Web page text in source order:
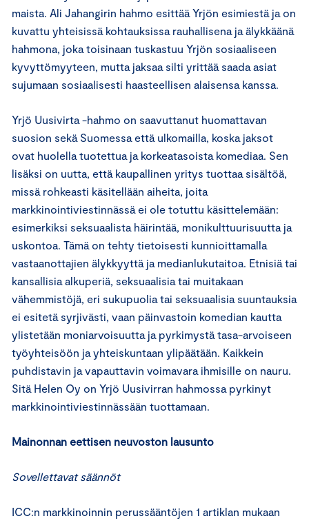
maista. Ali Jahangirin hahmo esittää Yrjön esimiestä ja on
kuvattu yhteisissä kohtauksissa rauhallisena ja älykkäänä
hahmona, joka toisinaan tuskastuu Yrjön sosiaaliseen
kyvyttömyyteen, mutta jaksaa silti yrittää saada asiat
sujumaan sosiaalisesti haasteellisen alaisensa kanssa.
Yrjö Uusivirta -hahmo on saavuttanut huomattavan
suosion sekä Suomessa että ulkomailla, koska jaksot
ovat huolella tuotettua ja korkeatasoista komediaa. Sen
lisäksi on uutta, että kaupallinen yritys tuottaa sisältöä,
missä rohkeasti käsitellään aiheita, joita
markkinointiviestinnässä ei ole totuttu käsittelemään:
esimerkiksi seksuaalista häirintää, monikulttuurisuutta ja
uskontoa. Tämä on tehty tietoisesti kunnioittamalla
vastaanottajien älykkyyttä ja medianlukutaitoa. Etnisiä tai
kansallisia alkuperiä, seksuaalisia tai muitakaan
vähemmistöjä, eri sukupuolia tai seksuaalisia suuntauksia
ei esitetä syrjivästi, vaan päinvastoin komedian kautta
ylistetään moniarvoisuutta ja pyrkimystä tasa-arvoiseen
työyhteisöön ja yhteiskuntaan ylipäätään. Kaikkein
puhdistavin ja vapauttavin voimavara ihmisille on nauru.
Sitä Helen Oy on Yrjö Uusivirran hahmossa pyrkinyt
markkinointiviestinnässään tuottamaan.
Mainonnan eettisen neuvoston lausunto
Sovellettavat säännöt
ICC:n markkinoinnin perussääntöjen 1 artiklan mukaan